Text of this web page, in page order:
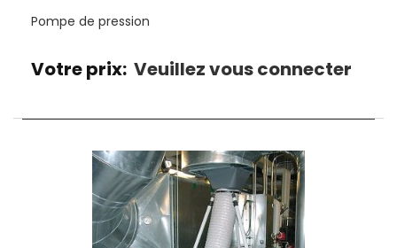
Pompe de pression
Votre prix: Veuillez vous connecter